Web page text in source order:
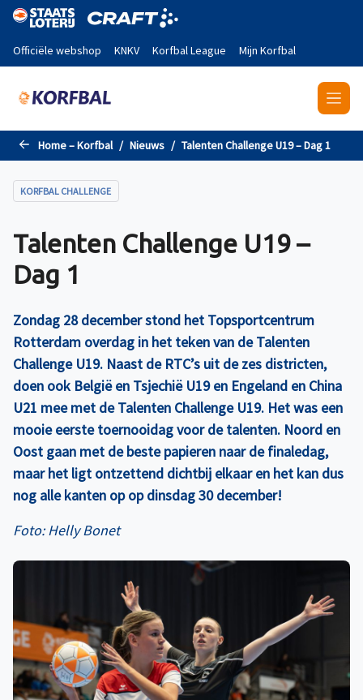
Naar de hoofdinhoud gaan
Officiële webshop KNKV Korfbal League Mijn Korfbal
Home – Korfbal Nieuws Talenten Challenge U19 – Dag 1
KORFBAL CHALLENGE
Talenten Challenge U19 –
Dag 1
Zondag 28 december stond het Topsportcentrum
Rotterdam overdag in het teken van de Talenten
Challenge U19. Naast de RTC’s uit de zes districten,
doen ook België en Tsjechië U19 en Engeland en China
U21 mee met de Talenten Challenge U19. Het was een
mooie eerste toernooidag voor de talenten. Noord en
Oost gaan met de beste papieren naar de finaledag,
maar het ligt ontzettend dichtbij elkaar en het kan dus
nog alle kanten op op dinsdag 30 december!
Foto: Helly Bonet